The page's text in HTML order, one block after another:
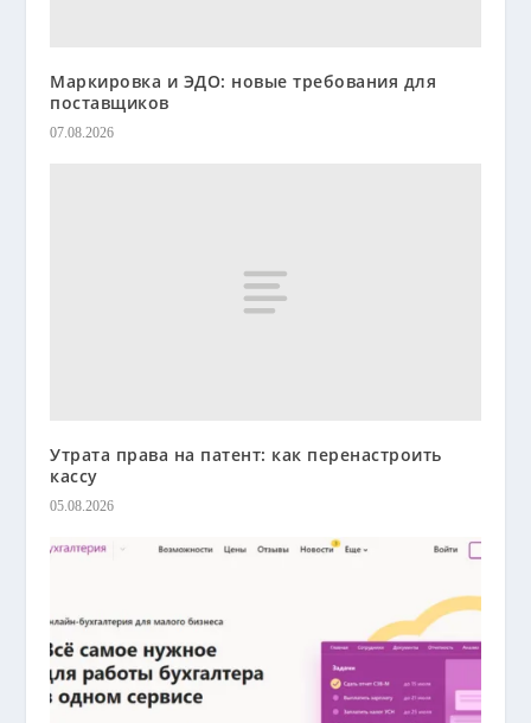
Маркировка и ЭДО: новые требования для
поставщиков
07.08.2026
Утрата права на патент: как перенастроить
кассу
05.08.2026